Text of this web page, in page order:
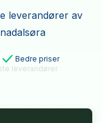
leverandører av
Bedre priser
leverandører